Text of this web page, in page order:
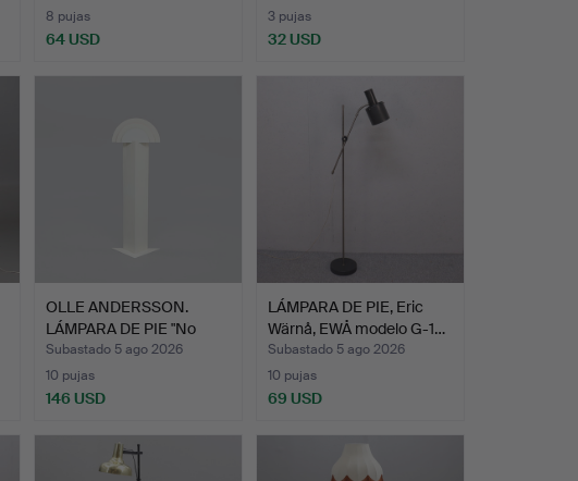
8 pujas
64 USD
3 pujas
32 USD
OLLE ANDERSSON.
LÁMPARA DE PIE "No
Neon", …
Subastado 5 ago 2026
10 pujas
146 USD
LÁMPARA DE PIE, Eric
Wärnå, EWÅ modelo G-1…
Subastado 5 ago 2026
10 pujas
69 USD